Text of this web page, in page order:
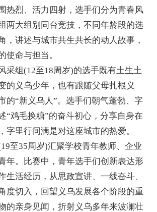
烈、活力四射，选手们分为青春风
两大组别同台竞技，不同年龄段的选
，讲述与城市共生共长的动人故事，
使命与担当。
组(12至18周岁)的选手既有土生土
的义乌少年，也有跟随父母扎根义
的“新义乌人”。选手们朝气蓬勃、字
“鸡毛换糖”的奋斗初心，分享自身在
字里行间满是对这座城市的热爱。
35周岁)汇聚学校青年教师、企业
年。比赛中，青年选手们创新表达形
生活经历，从思政宣讲、一线奋斗、
度切入，回望义乌发展各个阶段的重
的亲身见闻，折射义乌多年来波澜壮